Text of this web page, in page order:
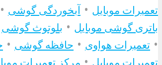
تعمیرات موبایل • آبخوردگی گوشی •
باتری گوشی موبایل • بلوتوث گوشی
• تعمیرات هواوی • حافظه گوشی •
تعمیرات موبایل • مرکز تعمیرات